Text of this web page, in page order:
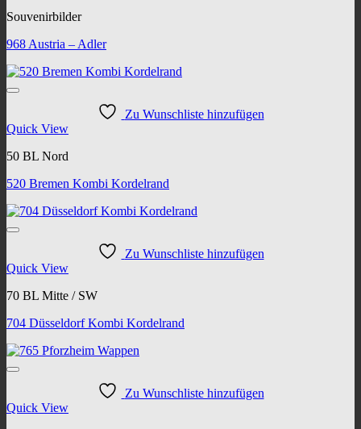
Souvenirbilder
968 Austria – Adler
Zu Wunschliste hinzufügen
Quick View
50 BL Nord
520 Bremen Kombi Kordelrand
Zu Wunschliste hinzufügen
Quick View
70 BL Mitte / SW
704 Düsseldorf Kombi Kordelrand
Zu Wunschliste hinzufügen
Quick View